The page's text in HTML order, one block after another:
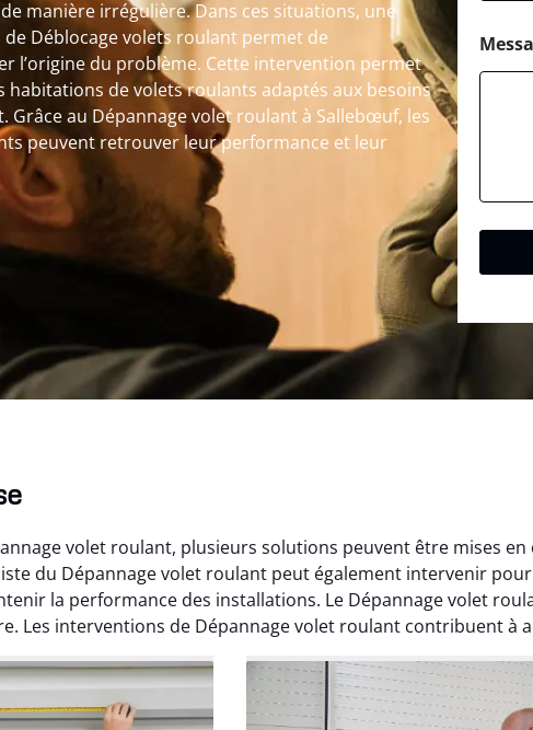
manière irrégulière. Dans ces situations, une
Déblocage volets roulant permet de
l’origine du problème. Cette intervention permet
habitations de volets roulants adaptés aux besoins
Grâce au Dépannage volet roulant à Sallebœuf, les
peuvent retrouver leur performance et leur
volet roulant, plusieurs solutions peuvent être mises
du Dépannage volet roulant peut également intervenir
la performance des installations. Le Dépannage volet
Les interventions de Dépannage volet roulant contribuent à